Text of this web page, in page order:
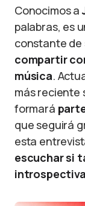
Conocimos a
palabras, es
constante de
compartir
música.
más reciente
formará
que seguirá
esta
escuchar si